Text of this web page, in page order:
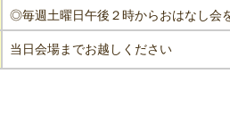
◎毎週土曜日午後２時からおはなし会
当日会場までお越しください